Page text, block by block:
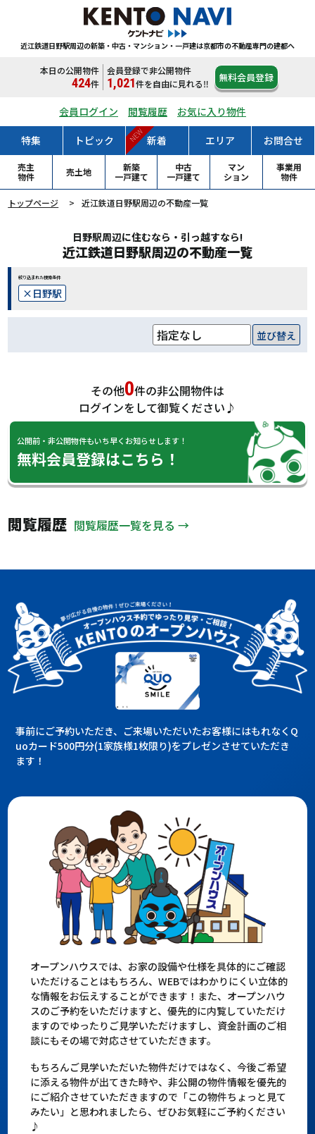
近江鉄道日野駅周辺の新築・中古・マンション・一戸建は京都市の不動産専門の建都へ
本日の公開物件
424件
会員登録で非公開物件
1,021件を自由に見れる‼ 無料会員登録
会員ログイン 閲覧履歴 お気に入り物件
特集 トピック 新着
NEW エリア お問合せ
売主
物件
売土地
新築
一戸建て
中古
一戸建て
マン
ション
事業用
物件
トップページ 近江鉄道日野駅周辺の不動産一覧
日野駅周辺に住むなら・引っ越すなら!
近江鉄道日野駅周辺の不動産一覧
絞り込まれた検索条件
日野駅
並び替え
その他0件の非公開物件は
ログインをして御覧ください♪
公開前・非公開物件もいち早くお知らせします！
無料会員登録はこちら！
閲覧履歴 閲覧履歴一覧を見る →
事前にご予約いただき、ご来場いただいたお客様にはもれなくQ
uoカード500円分(1家族様1枚限り)をプレゼンさせていただき
ます！
オープンハウスでは、お家の設備や仕様を具体的にご確認
いただけることはもちろん、WEBではわかりにくい立体的
な情報をお伝えすることができます！また、オープンハウ
スのご予約をいただけますと、優先的に内覧していただけ
ますのでゆったりご見学いただけますし、資金計画のご相
談にもその場で対応させていただきます。
もちろんご見学いただいた物件だけではなく、今後ご希望
に添える物件が出てきた時や、非公開の物件情報を優先的
にご紹介させていただきますので「この物件ちょっと見て
みたい」と思われましたら、ぜひお気軽にご予約ください
♪